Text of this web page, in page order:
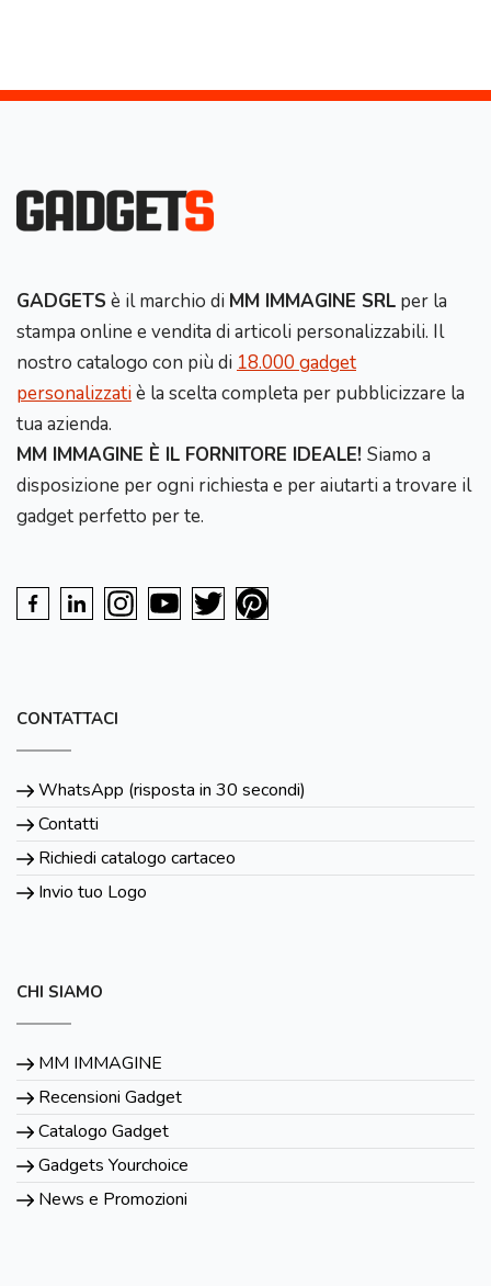
GADGETS è il marchio di MM IMMAGINE SRL per la
stampa online e vendita di articoli personalizzabili. Il
nostro catalogo con più di 18.000 gadget
personalizzatiè la scelta completa per pubblicizzare la
tua azienda.
MM IMMAGINE È IL FORNITORE IDEALE! Siamo a
disposizione per ogni richiesta e per aiutarti a trovare il
gadget perfetto per te.
CONTATTACI
WhatsApp (risposta in 30 secondi)
Contatti
Richiedi catalogo cartaceo
Invio tuo Logo
CHI SIAMO
MM IMMAGINE
Recensioni Gadget
Catalogo Gadget
Gadgets Yourchoice
News e Promozioni